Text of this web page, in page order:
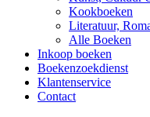
Kookboeken
Literatuur,
Alle Boeken
Inkoop boeken
Boekenzoekdienst
Klantenservice
Contact